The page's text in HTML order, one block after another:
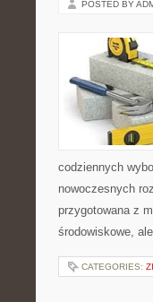
POSTED BY
codziennych
nowoczesnych
przygotowana z
środowiskowe,
CATEGORIES: